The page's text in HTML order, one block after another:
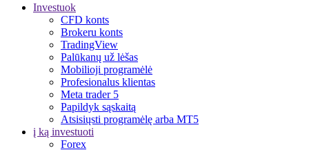
Investuok
CFD konts
Brokeru konts
TradingView
Palūkanų už lėšas
Mobilioji programėlė
Profesionalus klientas
Meta trader 5
Papildyk sąskaitą
Atsisiųsti programėlę arba MT5
į ką investuoti
Forex